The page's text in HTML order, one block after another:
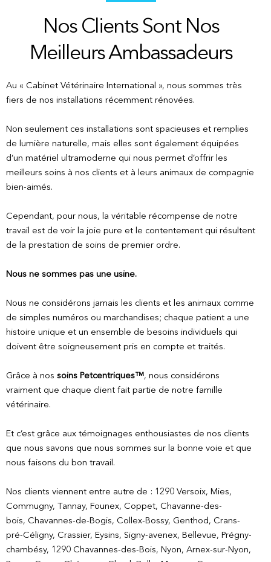
Nos Clients Sont Nos
Meilleurs Ambassadeurs
Au « Cabinet Vétérinaire International », nous sommes très
fiers de nos installations récemment rénovées.
Non seulement ces installations sont spacieuses et remplies
de lumière naturelle, mais elles sont également équipées
d’un matériel ultramoderne qui nous permet d’offrir les
meilleurs soins à nos clients et à leurs animaux de compagnie
bien-aimés.
Cependant, pour nous, la véritable récompense de notre
travail est de voir la joie pure et le contentement qui résultent
de la prestation de soins de premier ordre.
Nous ne sommes pas une usine.
Nous ne considérons jamais les clients et les animaux comme
de simples numéros ou marchandises; chaque patient a une
histoire unique et un ensemble de besoins individuels qui
doivent être soigneusement pris en compte et traités.
Grâce à nos soins Petcentriques™, nous considérons
vraiment que chaque client fait partie de notre famille
vétérinaire.
Et c’est grâce aux témoignages enthousiastes de nos clients
que nous savons que nous sommes sur la bonne voie et que
nous faisons du bon travail.
Nos clients viennent entre autre de : 1 290 Versoix, Mies,
Commugny, Tannay, Founex, Coppet, Chavanne-des-
bois, Chavannes-de-Bogis, Collex-Bossy, Genthod, Crans-
pré-Céligny, Crassier, Eysins, Signy-avenex, Bellevue, Prégny-
chambésy, 1290 Chavannes-des-Bois, Nyon, Arnex-sur-Nyon,